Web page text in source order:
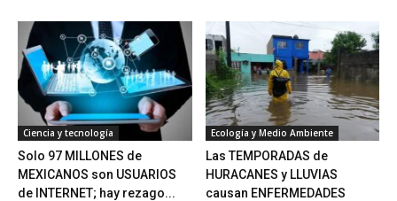
Ciencia y tecnología
Solo 97 MILLONES de
MEXICANOS son USUARIOS
de INTERNET; hay rezago...
Ecología y Medio Ambiente
Las TEMPORADAS de
HURACANES y LLUVIAS
causan ENFERMEDADES